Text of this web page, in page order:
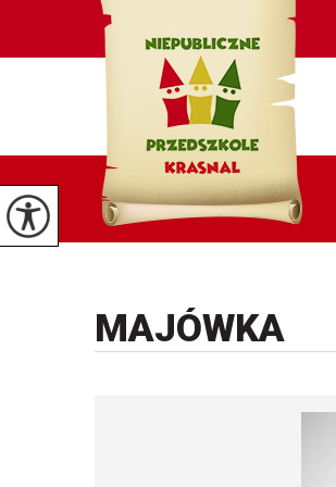
MAJÓWKA